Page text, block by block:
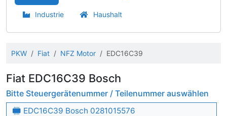
Industrie Haushalt
PKW Fiat NFZ Motor EDC16C39
Fiat EDC16C39 Bosch
Bitte Steuergerätenummer / Teilenummer auswählen
EDC16C39 Bosch 0281015576